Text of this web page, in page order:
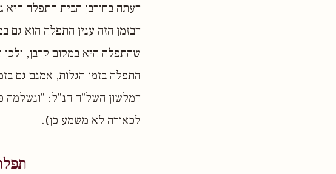
דעתה בחורבן הבית התפלה היא
דבזמן הזה ענין התפלה הוא גם
שהתפלה היא במקום קרבן, ולכן
התפלה בזמן הגלות, אמנם גם
דמלשון השל"ה הנ"ל: "ונשלמה
לכאורה לא משמע כן).